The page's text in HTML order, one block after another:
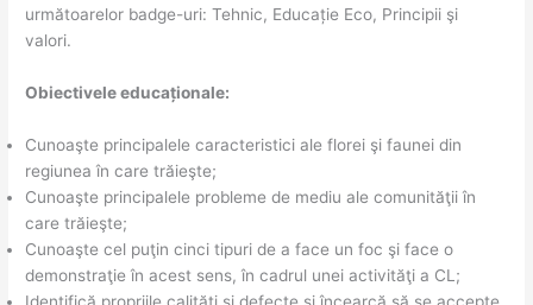
următoarelor badge-uri: Tehnic, Educație Eco, Principii şi
valori.
Obiectivele educaționale:
Cunoaşte principalele caracteristici ale florei şi faunei din
regiunea în care trăieşte;
Cunoaşte principalele probleme de mediu ale comunităţii în
care trăieşte;
Cunoaşte cel puţin cinci tipuri de a face un foc şi face o
demonstraţie în acest sens, în cadrul unei activităţi a CL;